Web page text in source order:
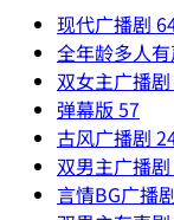
现代广播剧
全年龄多人
双女主广播剧
弹幕版 57
古风广播剧
双男主广播剧
言情BG广播